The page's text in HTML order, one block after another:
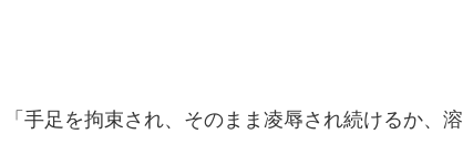
手足を拘束され、そのまま凌辱され続けるか、溶